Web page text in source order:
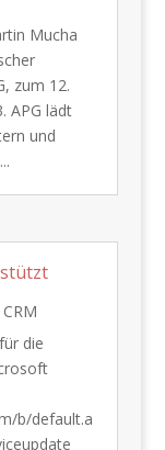
Mucha
zum 12.
APG lädt
und
CRM
die
b/default.a